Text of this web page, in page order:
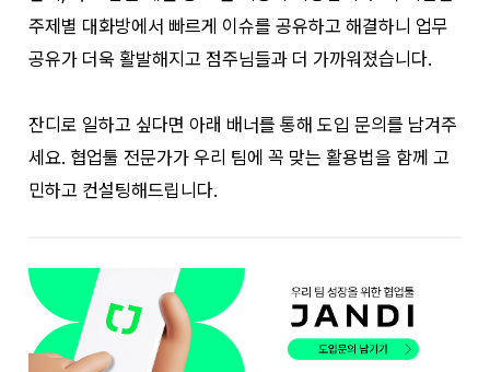
주제별 대화방에서 빠르게 이슈를 공유하고 해결하니 업무
공유가 더욱 활발해지고 점주님들과 더 가까워졌습니다.
잔디로 일하고 싶다면 아래 배너를 통해 도입 문의를 남겨주
세요. 협업툴 전문가가 우리 팀에 꼭 맞는 활용법을 함께 고
민하고 컨설팅해드립니다.